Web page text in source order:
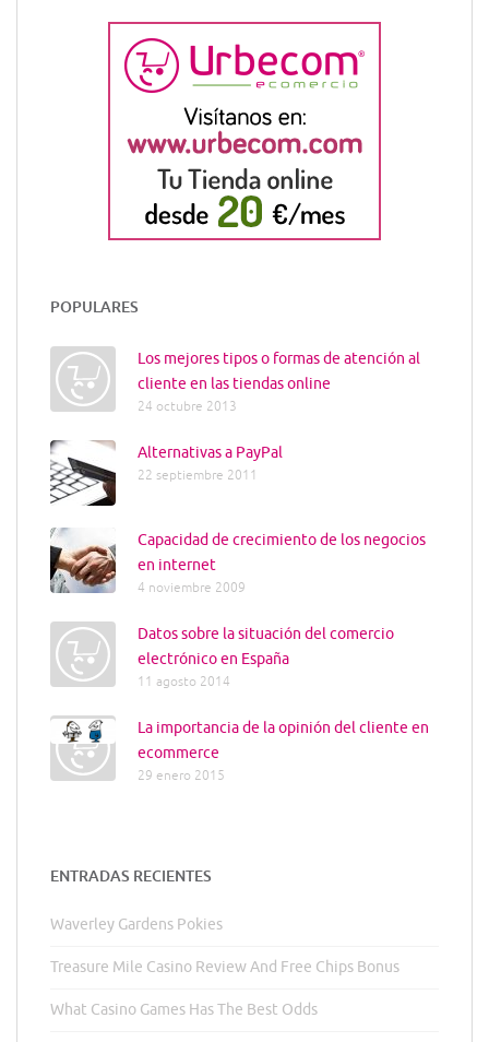
POPULARES
Los mejores tipos o formas de atención al
cliente en las tiendas online
24 octubre 2013
Alternativas a PayPal
22 septiembre 2011
Capacidad de crecimiento de los negocios
en internet
4 noviembre 2009
Datos sobre la situación del comercio
electrónico en España
11 agosto 2014
La importancia de la opinión del cliente en
ecommerce
29 enero 2015
ENTRADAS RECIENTES
Waverley Gardens Pokies
Treasure Mile Casino Review And Free Chips Bonus
What Casino Games Has The Best Odds